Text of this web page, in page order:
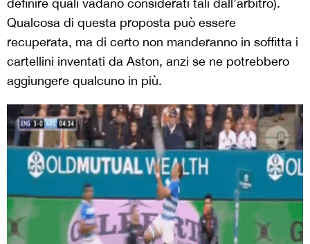
definire quali vadano considerati tali dall’arbitro).
Qualcosa di questa proposta può essere
recuperata, ma di certo non manderanno in soffitta i
cartellini inventati da Aston, anzi se ne potrebbero
aggiungere qualcuno in più.